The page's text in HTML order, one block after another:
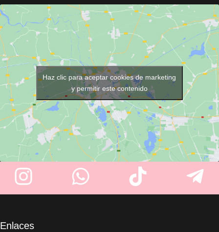
Haz clic para aceptar cookies de marketing
y permitir este contenido
Enlaces